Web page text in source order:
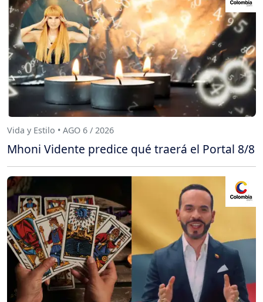
Vida y Estilo • AGO 6 / 2026
Mhoni Vidente predice qué traerá el Portal 8/8